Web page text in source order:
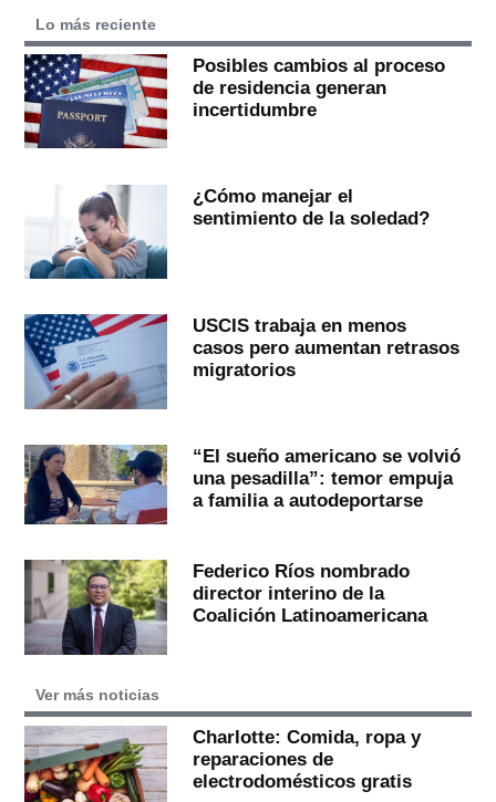
Lo más reciente
Posibles cambios al proceso
de residencia generan
incertidumbre
¿Cómo manejar el
sentimiento de la soledad?
USCIS trabaja en menos
casos pero aumentan retrasos
migratorios
“El sueño americano se volvió
una pesadilla”: temor empuja
a familia a autodeportarse
Federico Ríos nombrado
director interino de la
Coalición Latinoamericana
Ver más noticias
Charlotte: Comida, ropa y
reparaciones de
electrodomésticos gratis